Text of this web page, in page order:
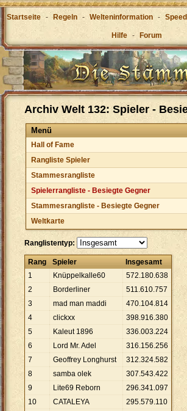
Startseite - Regeln - Welteninformation -
Hilfe - Forum
Archiv Welt 132: Spieler -
Menü
Hall of Fame
Rangliste Spieler
Stammesrangliste
Spielerrangliste - Besiegte Gegner
Stammesrangliste - Besiegte Gegner
Weltkarte
Ranglistentyp:
Rang Spieler
Insgesamt
1
Knüppelkalle60 572.180.638
2
Borderliner 511.610.757
3
mad man maddi 470.104.814
4
clickxx 398.916.380
5
Kaleut 1896 336.003.224
6
Lord Mr. Adel 316.156.256
7
Geoffrey Longhurst 312.324.582
8
samba olek 307.543.422
9
Lite69 Reborn 296.341.097
10
CATALEYA 295.579.110